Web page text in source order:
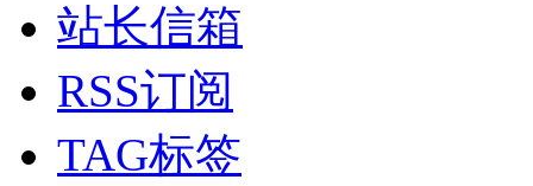
站长信箱
RSS订阅
TAG标签